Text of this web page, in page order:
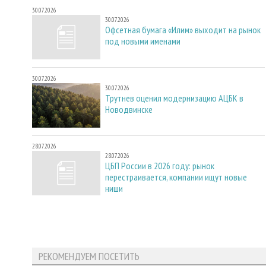
30.07.2026
30.07.2026
Офсетная бумага «Илим» выходит на рынок
под новыми именами
30.07.2026
30.07.2026
Трутнев оценил модернизацию АЦБК в
Новодвинске
28.07.2026
28.07.2026
ЦБП России в 2026 году: рынок
перестраивается, компании ищут новые
ниши
РЕКОМЕНДУЕМ ПОСЕТИТЬ